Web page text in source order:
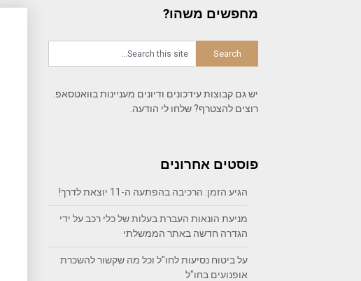
מחפשים משהו?
יש גם קבוצות עידכונים ודיונים מעניינות בוואטסאפ.
רוצים להצטרף? שלחו לי הודעה.
פוסטים אחרונים
הגיע הזמן: הרכיבה בהפתעה ה-11 יוצאת לדרך!
מניעת הונאות העברת בעלות של כלי רכב על ידי
הגדרה חדשה באתר הממשלתי
על ביטוח נסיעות לחו"ל וכל מה שקשור להשכרת
אופנועים בחו"ל